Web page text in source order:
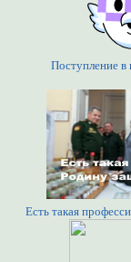
Поступление в
Есть такая